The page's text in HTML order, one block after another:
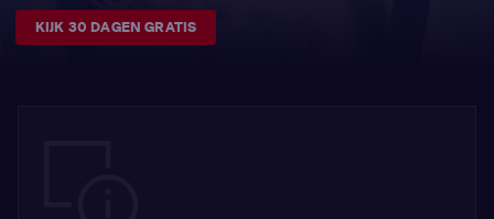
KIJK 30 DAGEN GRATIS